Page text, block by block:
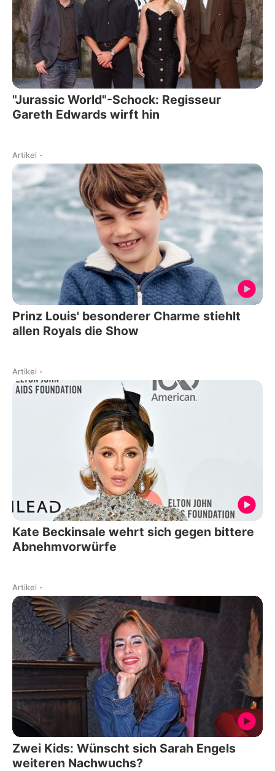
"Jurassic World"-Schock: Regisseur
Gareth Edwards wirft hin
Artikel -
Prinz Louis' besonderer Charme stiehlt
allen Royals die Show
Artikel -
Kate Beckinsale wehrt sich gegen bittere
Abnehmvorwürfe
Artikel -
Zwei Kids: Wünscht sich Sarah Engels
weiteren Nachwuchs?